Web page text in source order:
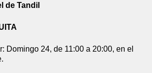
de Tandil
Domingo 24, de 11:00 a 20:00, en el